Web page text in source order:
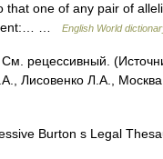
that one of any pair of
…
English World
рецессивный.
Лисовенко Л.А.,
Burton s Legal